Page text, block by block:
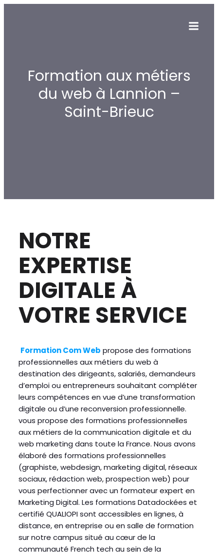
Formation aux métiers
du web à Lannion –
Saint-Brieuc
NOTRE
EXPERTISE
DIGITALE À
VOTRE SERVICE
Formation Com Web propose des formations
professionnelles aux métiers du web à
destination des dirigeants, salariés, demandeurs
d’emploi ou entrepreneurs souhaitant compléter
leurs compétences en vue d’une transformation
digitale ou d’une reconversion professionnelle.
vous propose des formations professionnelles
aux métiers de la communication digitale et du
web marketing dans toute la France. Nous avons
élaboré des formations professionnelles
(graphiste, webdesign, marketing digital, réseaux
sociaux, rédaction web, prospection web) pour
vous perfectionner avec un formateur expert en
Marketing Digital. Les formations Datadockées et
certifié QUALIOPI sont accessibles en lignes, à
distance, en entreprise ou en salle de formation
sur notre campus situé au cœur de la
communauté French tech au sein de la